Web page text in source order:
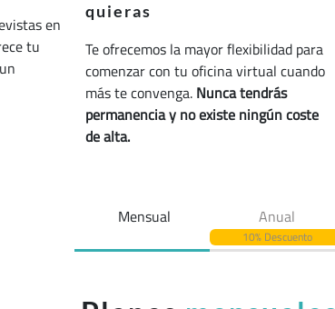
en
tu
quieras
Te ofrecemos la mayor flexibilidad para
comenzar con tu oficina virtual cuando
más te convenga. Nunca tendrás
permanencia y no existe ningún coste
de alta.
Mensual Anual
10% Descuento